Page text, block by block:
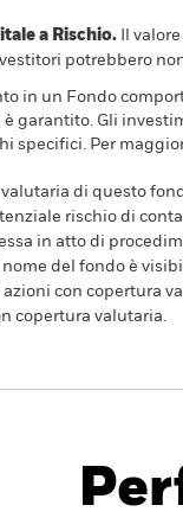
a Rischio. Il
potrebbero
in un Fondo
garantito. Gli
specifici. Per
valutaria di questo
rischio di
in atto di
del fondo è
con copertura
copertura valutaria.